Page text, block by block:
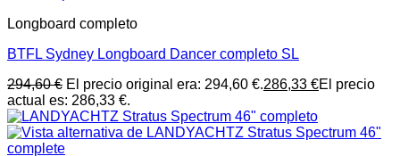
Longboard completo
BTFL Sydney Longboard Dancer completo SL
294,60€ El precio original era: 294,60 €.286,33 €El precio
actual es: 286,33 €.